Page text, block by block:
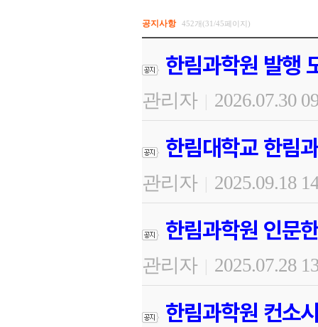
공지사항 452개(31/45페이지)
한림과학원 발행
관리자 | 2026.07.30
한림대학교 한림
관리자 | 2025.09.18
한림과학원 인문
관리자 | 2025.07.28
한림과학원 컨소